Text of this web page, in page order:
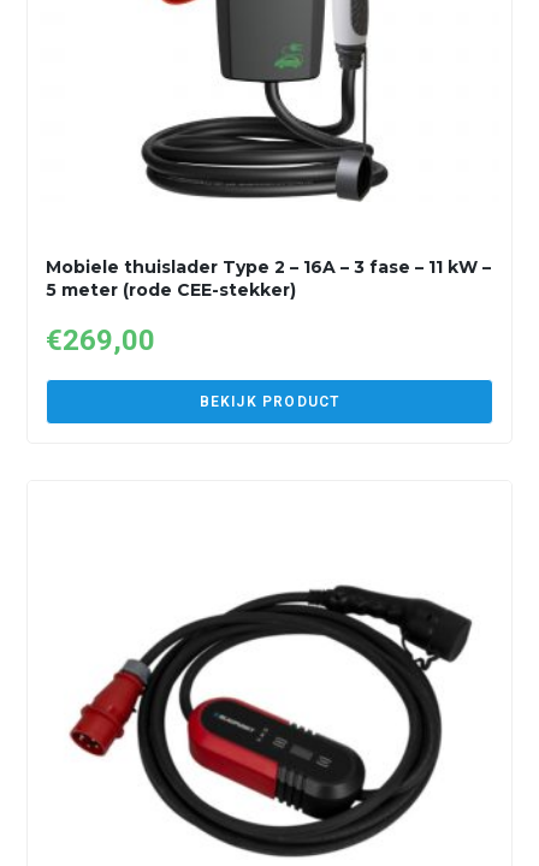
Mobiele thuislader Type 2 – 16A – 3 fase – 11 kW –
5 meter (rode CEE-stekker)
€269,00
BEKIJK PRODUCT